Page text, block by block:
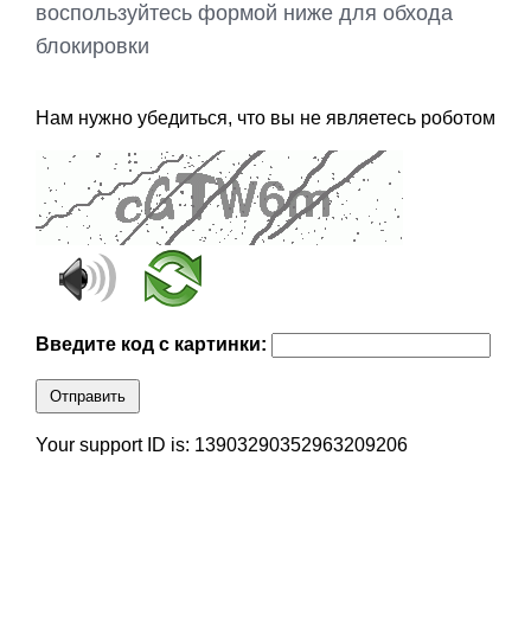
воспользуйтесь формой ниже для обхода
блокировки
Нам нужно убедиться, что вы не являетесь роботом
Введите код с картинки:
Отправить
Your support ID is: 13903290352963209206